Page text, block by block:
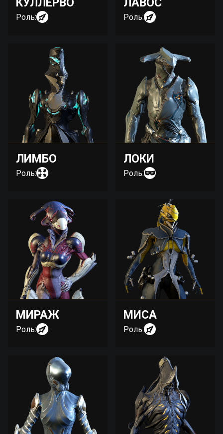
КУЛЛЕРВО
Роль:
ЛАВОС
Роль:
ЛИМБО
Роль:
ЛОКИ
Роль:
МИРАЖ
Роль:
МИСА
Роль: